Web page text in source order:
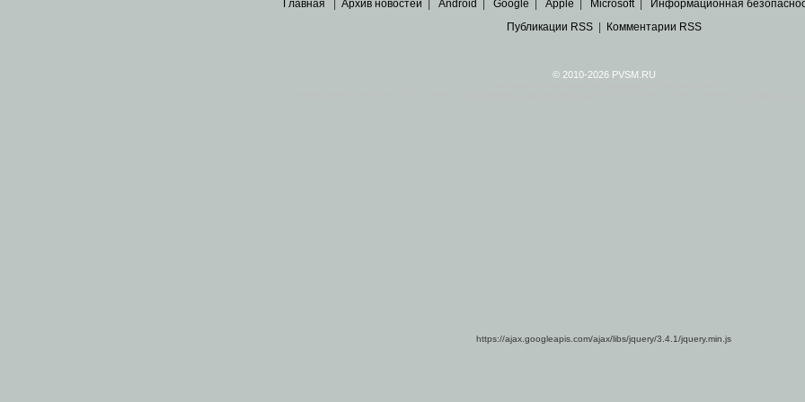
Главная Архив новостей Android Google Apple Microsoft| Информационная
Публикации RSS| Комментарии RSS
© 2010-2026 PVSM.RU
https://ajax.googleapis.com/ajax/libs/jquery/3.4.1/jquery.min.js